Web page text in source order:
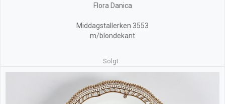
Flora Danica
Middagstallerken 3553
m/blondekant
Solgt